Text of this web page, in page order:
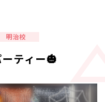
明治校
ティー🎃